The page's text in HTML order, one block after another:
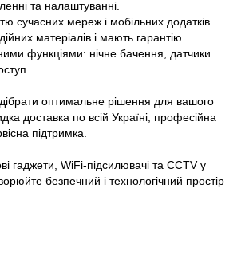
та налаштуванні.
сучасних мереж і мобільних додатків.
матеріалів і мають гарантію.
функціями: нічне бачення, датчики
оптимальне рішення для вашого
доставка по всій Україні, професійна
підтримка.
гаджети, WiFi-підсилювачі та CCTV у
безпечний і технологічний простір